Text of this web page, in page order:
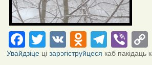
Facebook
Twitter
VK
Увайдзіцеці зарэгіструйцеся каб пакідаць